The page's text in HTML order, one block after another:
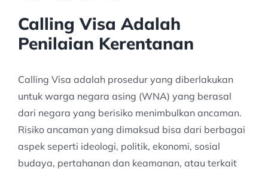
Calling Visa Adalah
Penilaian Kerentanan
Calling Visa adalah prosedur yang diberlakukan
untuk warga negara asing (WNA) yang berasal
dari negara yang berisiko menimbulkan ancaman.
Risiko ancaman yang dimaksud bisa dari berbagai
aspek seperti ideologi, politik, ekonomi, sosial
budaya, pertahanan dan keamanan, atau terkait